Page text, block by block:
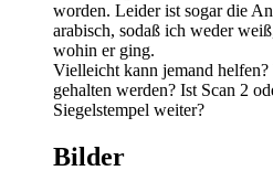
worden. Leider ist sogar die
arabisch, sodaß ich weder
wohin er ging.
Vielleicht kann jemand
gehalten werden? Ist Scan 2
Siegelstempel weiter?
Bilder